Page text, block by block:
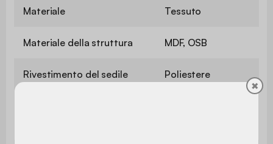
Materiale Tessuto
Materiale della struttura MDF, OSB
Rivestimento del sedile Poliestere
✖